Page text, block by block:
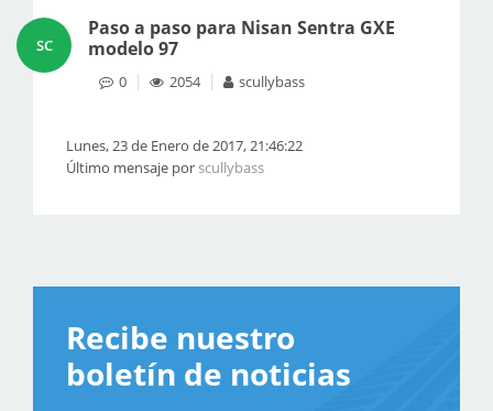
SC
Paso a paso para Nisan Sentra GXE
modelo 97
0 2054 scullybass
Lunes, 23 de Enero de 2017, 21:46:22
Último mensaje porscullybass
Recibe nuestro
boletín de noticias